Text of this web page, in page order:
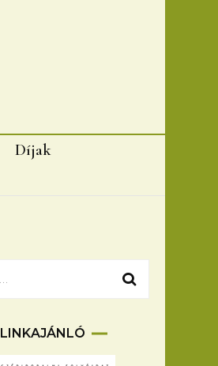
Díjak
LINKAJÁNLÓ